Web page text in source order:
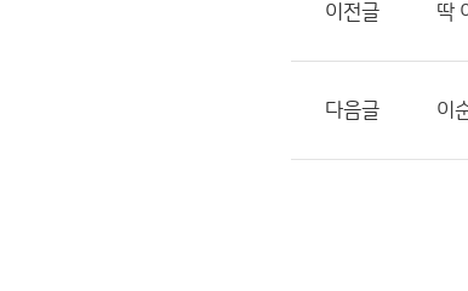
이전글 딱
다음글 이